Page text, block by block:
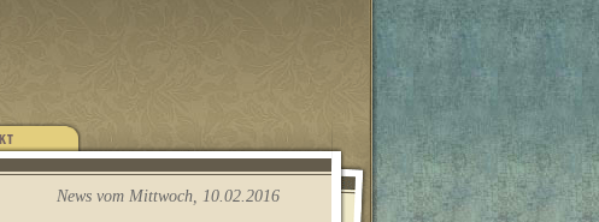
News vom Mittwoch, 10.02.2016